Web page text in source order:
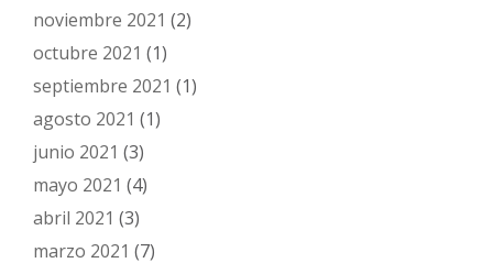
noviembre 2021 (2)
octubre 2021 (1)
septiembre 2021 (1)
agosto 2021 (1)
junio 2021 (3)
mayo 2021 (4)
abril 2021 (3)
marzo 2021 (7)